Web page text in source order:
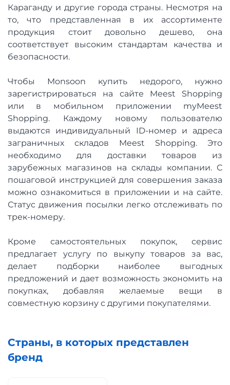
Караганду и другие города страны. Несмотря на
то, что представленная в их ассортименте
продукция стоит довольно дешево, она
соответствует высоким стандартам качества и
безопасности.
Чтобы Monsoon купить недорого, нужно
зарегистрироваться на сайте Meest Shopping
или в мобильном приложении myMeest
Shopping. Каждому новому пользователю
выдаются индивидуальный ID-номер и адреса
заграничных складов Meest Shopping. Это
необходимо для доставки товаров из
зарубежных магазинов на склады компании. С
пошаговой инструкцией для совершения заказа
можно ознакомиться в приложении и на сайте.
Статус движения посылки легко отслеживать по
трек-номеру.
Кроме самостоятельных покупок, сервис
предлагает услугу по выкупу товаров за вас,
делает подборки наиболее выгодных
предложений и дает возможность экономить на
покупках, добавляя желаемые вещи в
совместную корзину с другими покупателями.
Страны, в которых представлен
бренд